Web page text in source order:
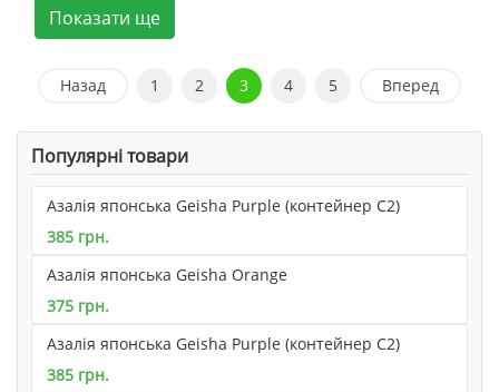
Популярні товари
Азалія японська Geisha Purple (контейнер С2)
385 грн.
Азалія японська Geisha Orange
375 грн.
Азалія японська Geisha Purple (контейнер С2)
385 грн.
Показати ще
Назад 1 2 3 4 5 Вперед